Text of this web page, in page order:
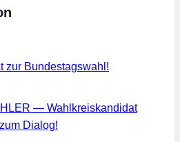
zur Bundestagswahl!
— Wahlkreiskandidat
Dialog!